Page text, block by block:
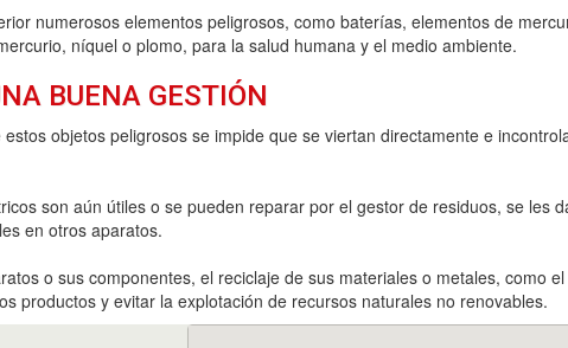
numerosos elementos peligrosos, como baterías, elementos de
níquel o plomo, para la salud humana y el medio ambiente.
BUENA GESTIÓN
objetos peligrosos se impide que se viertan directamente e
son aún útiles o se pueden reparar por el gestor de residuos, se les
en otros aparatos.
o sus componentes, el reciclaje de sus materiales o metales, como
productos y evitar la explotación de recursos naturales no renovables.